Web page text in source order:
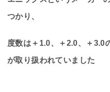
つかり、
度数は＋1.0、＋2.0、＋3.0
が取り扱われていました